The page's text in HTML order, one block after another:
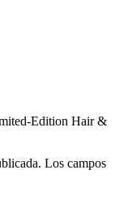
Edition Hair &
Los campos